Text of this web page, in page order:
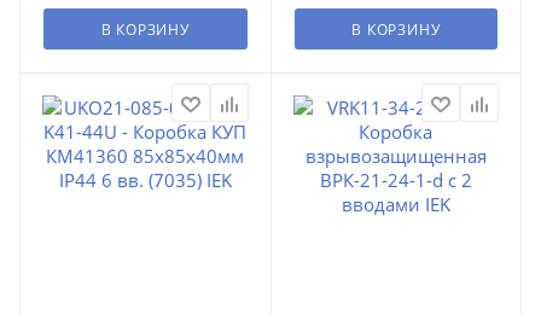
В КОРЗИНУ В КОРЗИНУ